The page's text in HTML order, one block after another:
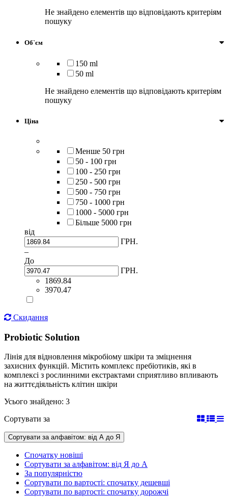
Не знайдено елементів що відповідають критеріям
пошуку
Об`єм
150 ml
50 ml
Не знайдено елементів що відповідають критеріям
пошуку
Ціна
Менше 50 грн
50 - 100 грн
100 - 250 грн
250 - 500 грн
500 - 750 грн
750 - 1000 грн
1000 - 5000 грн
Більше 5000 грн
від
ГРН.
–
До
ГРН.
1869.84
3970.47
Скидання
Probiotic Solution
Лінія для відновлення мікробіому шкіри та зміцнення
захисних функцій. Містить комплекс пребіотиків, які в
комплексі з рослинними екстрактами сприятливо впливають
на життєдіяльність клітин шкіри
Усього знайдено: 3
Сортувати за
Сортувати за алфавітом: від А до Я
Спочатку новіші
Сортувати за алфавітом: від Я до А
За популярністю
Сортувати по вартості: спочатку дешевші
Сортувати по вартості: спочатку дорожчі